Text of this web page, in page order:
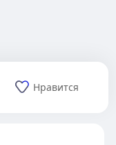
Нравится